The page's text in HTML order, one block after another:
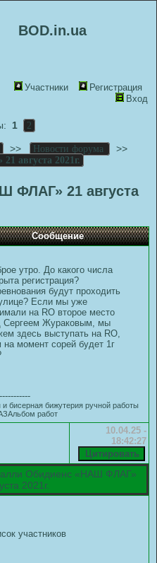
BOD.in.ua
Участники
Регистрация
Вход
1 2
>> Новости форума >>
августа 2021г.
ФЛАГ» 21 августа
Сообщение
утро. До какого числа
регистрация?
будут проходить
Если мы уже
на RO второе место
Сергеем Жураковым, мы
здесь выступать на RO,
на момент сорей будет 1г
и бисерная бижутерия ручной работы
работ
10.04.25 -
18:42:27
Обидиенс «НАШ ФЛАГ»
2021г.
участников